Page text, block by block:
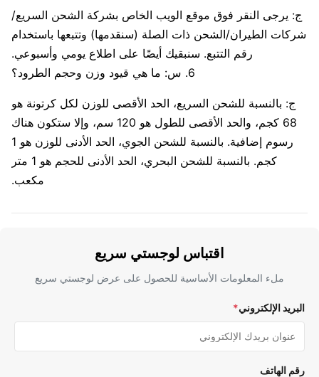
يرجى النقر فوق موقع الويب الخاص بشركة الشحن السريع/
الطيران/الشحن ذات الصلة (سنقدمها) وتتبعها باستخدام
رقم التتبع. سنبقيك أيضًا على اطلاع يومي وأسبوعي.
ج: بالنسبة للشحن السريع، الحد الأقصى للوزن لكل كرتونة هو
68 كجم، والحد الأقصى للطول هو 120 سم، وإلا ستكون هناك
رسوم إضافية. بالنسبة للشحن الجوي، الحد الأدنى للوزن هو 1
كجم. بالنسبة للشحن البحري، الحد الأدنى للحجم هو 1 متر
مكعب.
اقتباس لوجستي سريع
ملء المعلومات الأساسية للحصول على عرض لوجستي سريع
الإلكتروني*
الهاتف